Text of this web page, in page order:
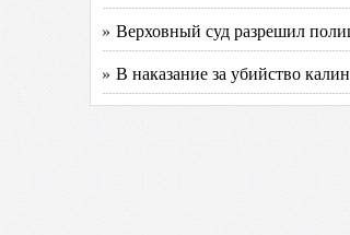
» Верховный суд разрешил
» В наказание за убийство